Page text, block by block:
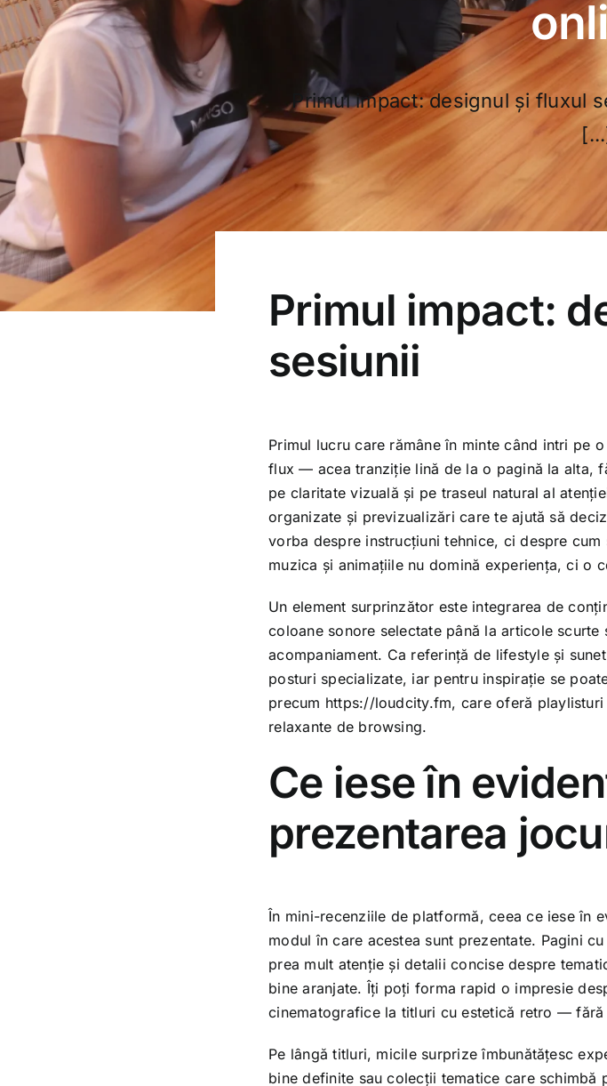
Primul impact: designul și fluxul
Primul impact:
sesiunii
Primul lucru care rămâne în minte când intri pe
flux — acea tranziție lină de la o pagină la alta,
pe claritate vizuală și pe traseul natural al
organizate și previzualizări care te ajută să
vorba despre instrucțiuni tehnice, ci despre
muzica și animațiile nu domină experiența, ci o
Un element surprinzător este integrarea de
coloane sonore selectate până la articole
acompaniament. Ca referință de lifestyle și
posturi specializate, iar pentru inspirație se
precum https://loudcity.fm, care oferă
relaxante de browsing.
Ce iese în
prezentarea
În mini-recenziile de platformă, ceea ce iese în
modul în care acestea sunt prezentate. Pagini
prea mult atenție și detalii concise despre
bine aranjate. Îți poți forma rapid o impresie
cinematografice la titluri cu estetică retro —
Pe lângă titluri, micile surprize îmbunătățesc
bine definite sau colecții tematice care